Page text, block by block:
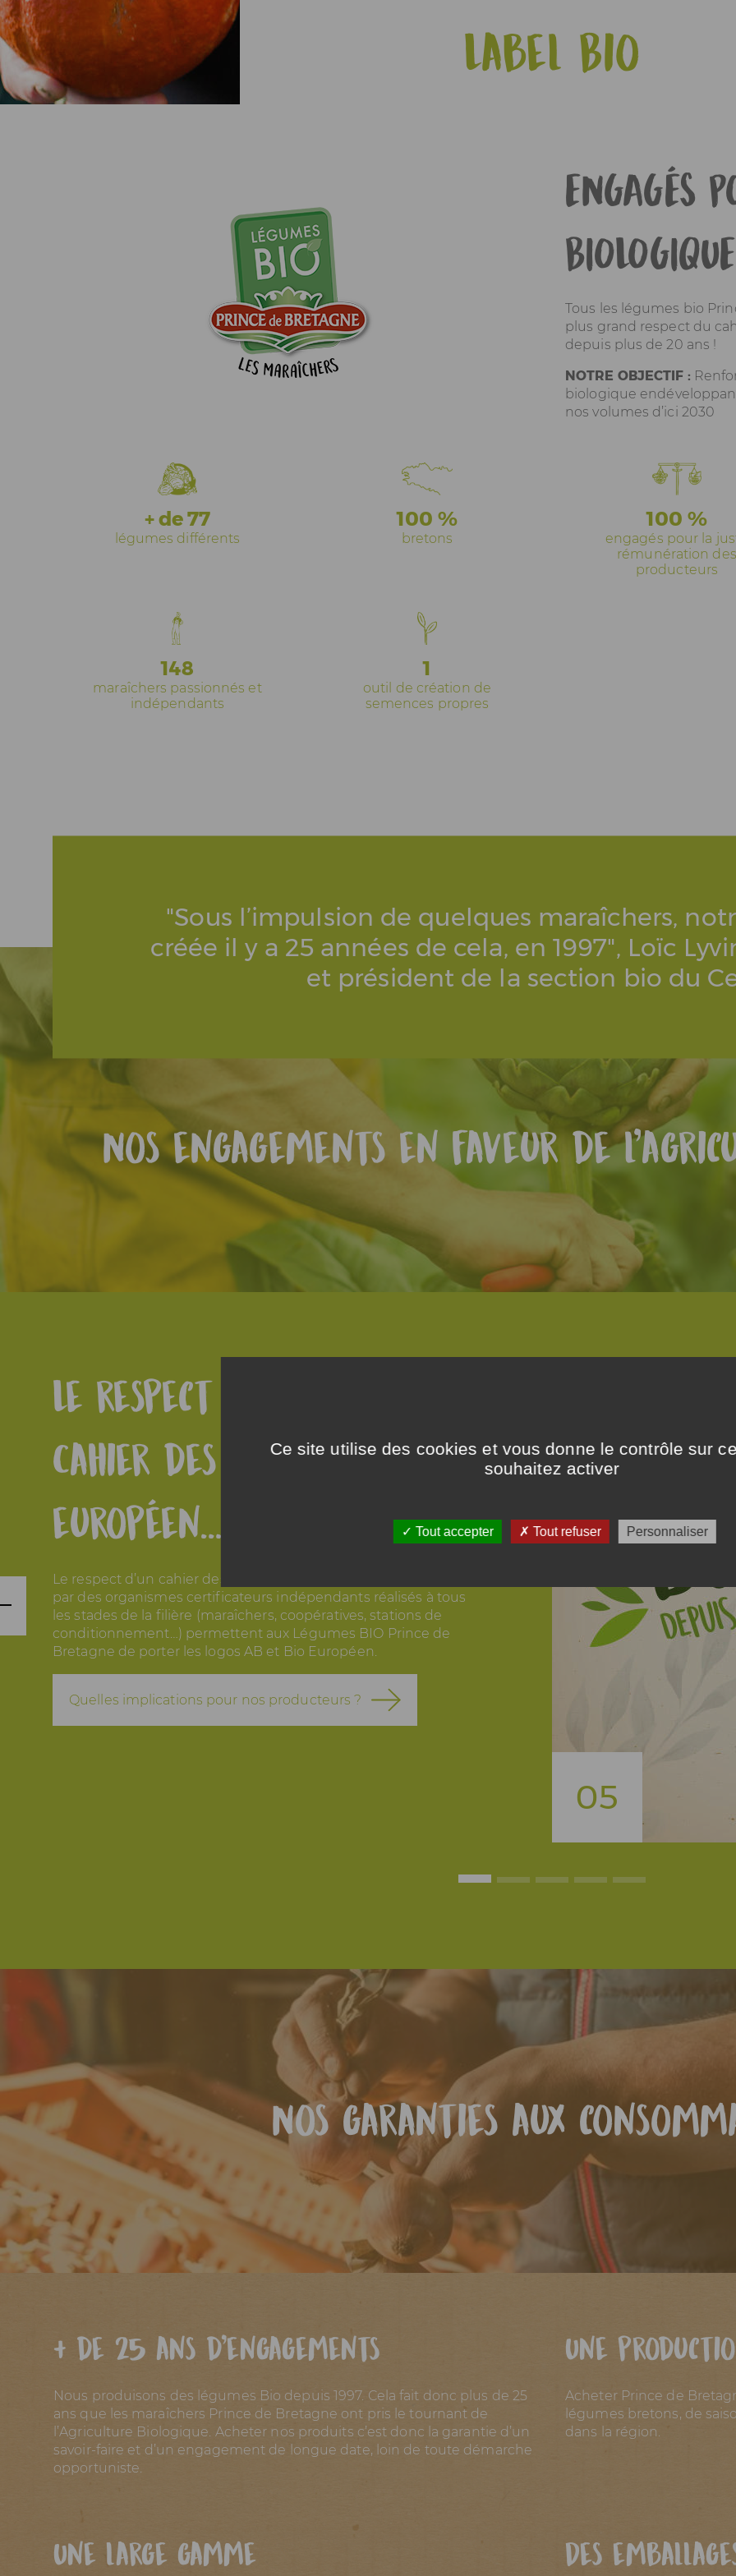
Actualités
Espace Pros & Presse Label Bio
ENGAGÉS
Tous les légumes bio
plus grand respect du
depuis plus de 20 ans !
NOTRE OBJECTIF :
biologique
nos volumes d’ici 2030
+ de 77
légumes différents
100 %
bretons
100 %
engagés pour la
rémunération des
producteurs
148
maraîchers passionnés et
indépendants
1
outil de création de
semences propres
"Sous l’impulsion de quelques maraîchers,
créée il y a 25 années de cela, en 1997", Loïc
et président de la section bio du
Nos engagements en faveur de
05
Le respect rigoureux du
Cahier des charges
européen… mais pas que !
Le respect d’un cahier des charges et les contrôles externes
par des organismes certificateurs indépendants réalisés à tous
les stades de la filière (maraîchers, coopératives, stations de
conditionnement…) permettent aux Légumes BIO Prince de
Bretagne de porter les logos AB et Bio Européen.
Quelles implications pour nos producteurs ?
Nos garanties aux
+ de 25 ans d’engagements
Nous produisons des légumes Bio depuis 1997. Cela fait donc plus de 25
ans que les maraîchers Prince de Bretagne ont pris le tournant de
l’Agriculture Biologique. Acheter nos produits c’est donc la garantie d’un
savoir-faire et d’un engagement de longue date, loin de toute démarche
opportuniste.
Une
Acheter Prince de
légumes bretons, de
dans la région.
Une large gamme Des
Ce site utilise des cookies et vous donne le contrôle sur
souhaitez activer
Tout accepter Tout refuser Personnaliser